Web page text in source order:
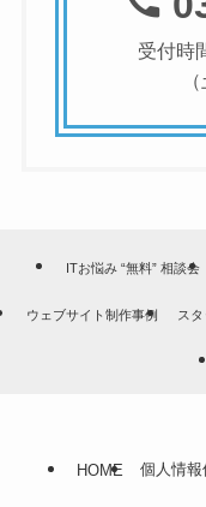
受付時
ITお悩み “無料” 相談会
ウェブサイト制作事例 ス
HOME 個人情